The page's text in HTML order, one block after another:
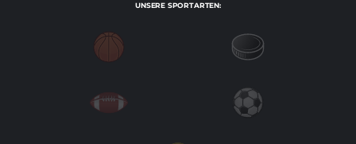
UNSERE SPORTARTEN: